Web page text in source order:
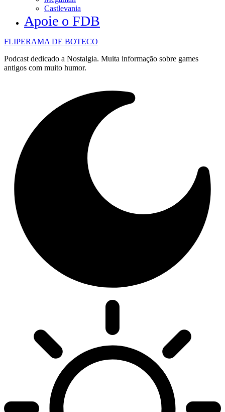
Castlevania
Apoie o FDB
FLIPERAMA DE BOTECO
Podcast dedicado a Nostalgia. Muita informação sobre games
antigos com muito humor.